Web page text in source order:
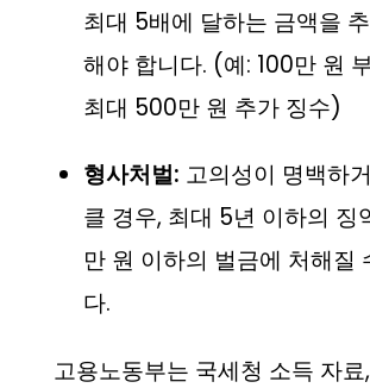
최대 5배에 달하는 금액을
해야 합니다. (예: 100만 원
최대 500만 원 추가 징수)
형사처벌: 고의성이 명백하
클 경우, 최대 5년 이하의 징
만 원 이하의 벌금에 처해질
다.
고용노동부는 국세청 소득 자